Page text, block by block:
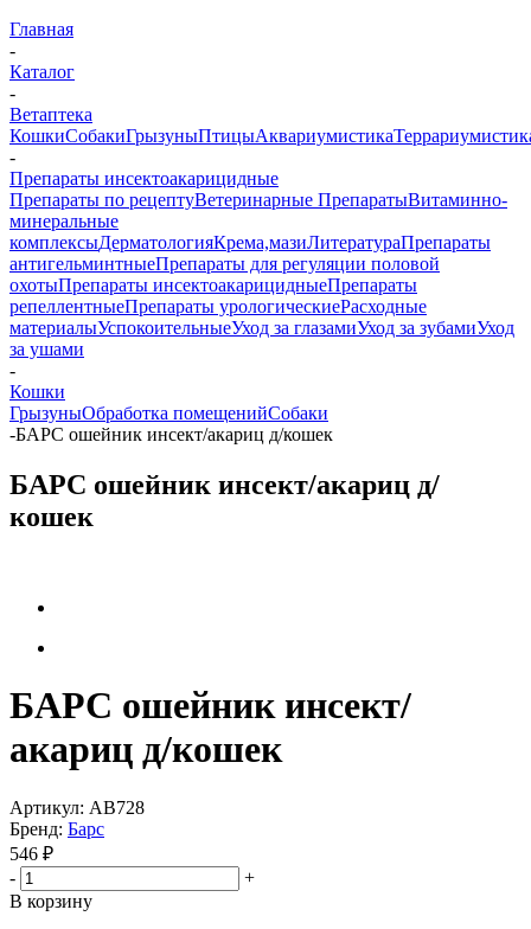
Главная
-
Каталог
-
Ветаптека
КошкиСобакиГрызуныПтицыАквариумистика
-
Препараты инсектоакарицидные
Препараты по рецептуВетеринарные ПрепаратыВитаминно-
минеральные
комплексыДерматологияКрема,мазиЛитератураПрепараты
антигельминтныеПрепараты для регуляции половой
охотыПрепараты инсектоакарицидныеПрепараты
репеллентныеПрепараты урологическиеРасходные
материалыУспокоительныеУход за глазамиУход за зубамиУход
за ушами
-
Кошки
ГрызуныОбработка помещенийСобаки
-БАРС ошейник инсект/акариц д/кошек
БАРС ошейник инсект/акариц д/
кошек
БАРС ошейник инсект/
акариц д/кошек
Артикул: АВ728
Бренд: Барс
546 ₽
-
+
В корзину